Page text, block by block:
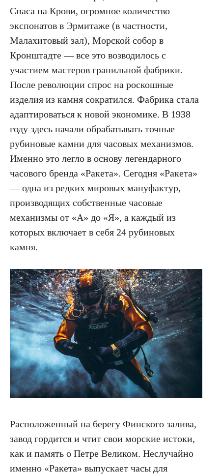
Спаса на Крови, огромное количество
экспонатов в Эрмитаже (в частности,
Малахитовый зал), Морской собор в
Кронштадте — все это возводилось с
участием мастеров гранильной фабрики.
После революции спрос на роскошные
изделия из камня сократился. Фабрика стала
адаптироваться к новой экономике. В 1938
году здесь начали обрабатывать точные
рубиновые камни для часовых механизмов.
Именно это легло в основу легендарного
часового бренда «Ракета». Сегодня «Ракета»
— одна из редких мировых мануфактур,
производящих собственные часовые
механизмы от «А» до «Я», а каждый из
которых включает в себя 24 рубиновых
камня.
Расположенный на берегу Финского залива,
завод гордится и чтит свои морские истоки,
как и память о Петре Великом. Неслучайно
именно «Ракета» выпускает часы для